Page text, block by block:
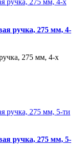
ручка, 275 мм, 4-
275 мм, 4-х
ручка, 275 мм, 5-